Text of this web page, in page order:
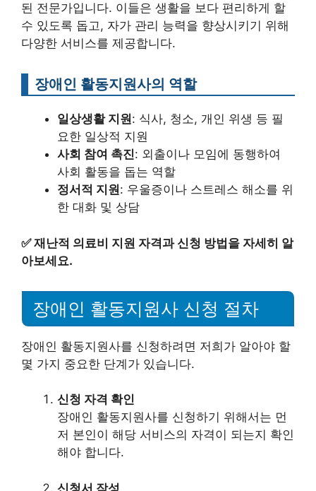
된 전문가입니다. 이들은 생활을 보다 편리하게 할
수 있도록 돕고, 자가 관리 능력을 향상시키기 위해
다양한 서비스를 제공합니다.
장애인 활동지원사의 역할
일상생활 지원: 식사, 청소, 개인 위생 등 필
요한 일상적 지원
사회 참여 촉진: 외출이나 모임에 동행하여
사회 활동을 돕는 역할
정서적 지원: 우울증이나 스트레스 해소를 위
한 대화 및 상담
✅재난적 의료비 지원 자격과 신청 방법을 자세히 알
아보세요.
장애인 활동지원사 신청 절차
장애인 활동지원사를 신청하려면 저희가 알아야 할
몇 가지 중요한 단계가 있습니다.
신청 자격 확인
장애인 활동지원사를 신청하기 위해서는 먼
저 본인이 해당 서비스의 자격이 되는지 확인
해야 합니다.
신청서 작성